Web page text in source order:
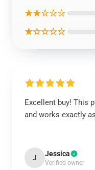
★★☆☆☆
★☆☆☆☆
Excellent buy! This
and works exactly
J Jessica
Verified owner